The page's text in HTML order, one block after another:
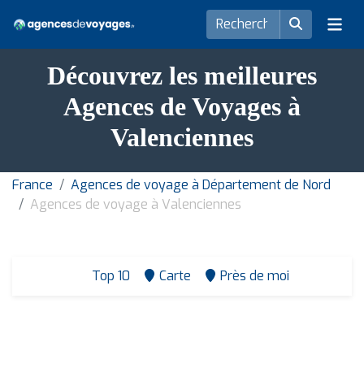
Découvrez les meilleures
Agences de Voyages à
Valenciennes
France
Agences de voyage à Département de Nord
Agences de voyage à Valenciennes
Top 10 Carte Près de moi